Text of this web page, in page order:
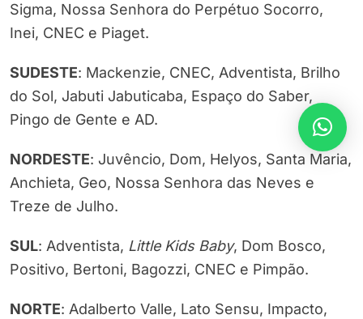
Sigma, Nossa Senhora do Perpétuo Socorro,
Inei, CNEC e Piaget.
SUDESTE: Mackenzie, CNEC, Adventista, Brilho
do Sol, Jabuti Jabuticaba, Espaço do Saber,
Pingo de Gente e AD.
NORDESTE: Juvêncio, Dom, Helyos, Santa Maria,
Anchieta, Geo, Nossa Senhora das Neves e
Treze de Julho.
SUL: Adventista, Little Kids Baby, Dom Bosco,
Positivo, Bertoni, Bagozzi, CNEC e Pimpão.
NORTE: Adalberto Valle, Lato Sensu, Impacto,